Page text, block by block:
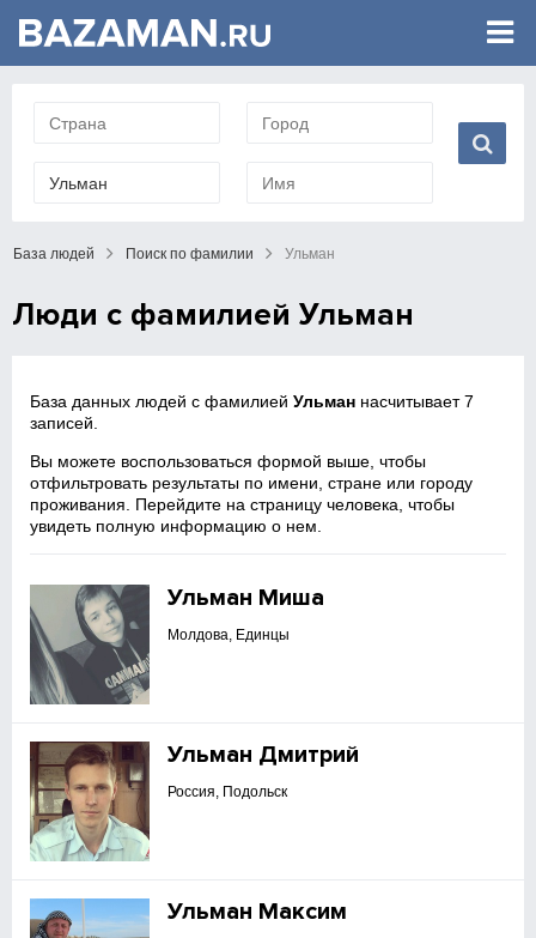
База людей Поиск по фамилии Ульман
Люди с фамилией Ульман
База данных людей с фамилиейУльман насчитывает 7
записей.
Вы можете воспользоваться формой выше, чтобы
отфильтровать результаты по имени, стране или городу
проживания. Перейдите на страницу человека, чтобы
увидеть полную информацию о нем.
Ульман Миша
Молдова, Единцы
Ульман Дмитрий
Россия, Подольск
Ульман Максим